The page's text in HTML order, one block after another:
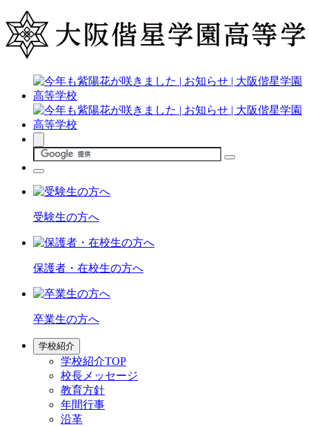
受験生の方へ
保護者・在校生の方へ
卒業生の方へ
学校紹介
学校紹介TOP
校長メッセージ
教育方針
年間行事
沿革